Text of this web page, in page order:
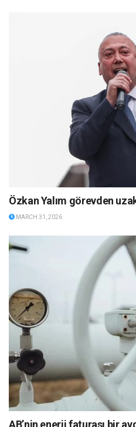
Özkan Yalım görevden
MARCH 31, 2026
AB’nin enerji faturası bir